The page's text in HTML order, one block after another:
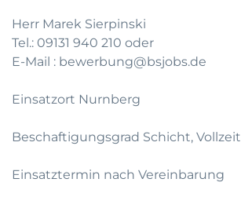
Herr Marek Sierpinski
Tel.: 09131 940 210 oder
E-Mail : bewerbung@bsjobs.de
Einsatzort Nurnberg
Beschaftigungsgrad Schicht, Vollzeit
Einsatztermin nach Vereinbarung